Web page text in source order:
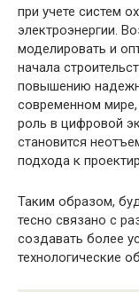
при учете систем
электроэнергии.
моделировать и
начала
повышению
современном
роль в цифровой
становится
подхода к
Таким образом,
тесно связано с
создавать более
технологические